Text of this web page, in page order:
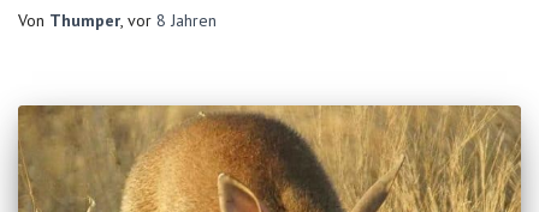
Von Thumper, vor 8 Jahren